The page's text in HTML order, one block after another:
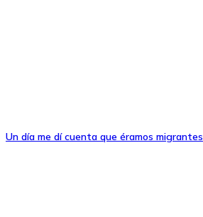
Un día me dí cuenta que éramos migrantes